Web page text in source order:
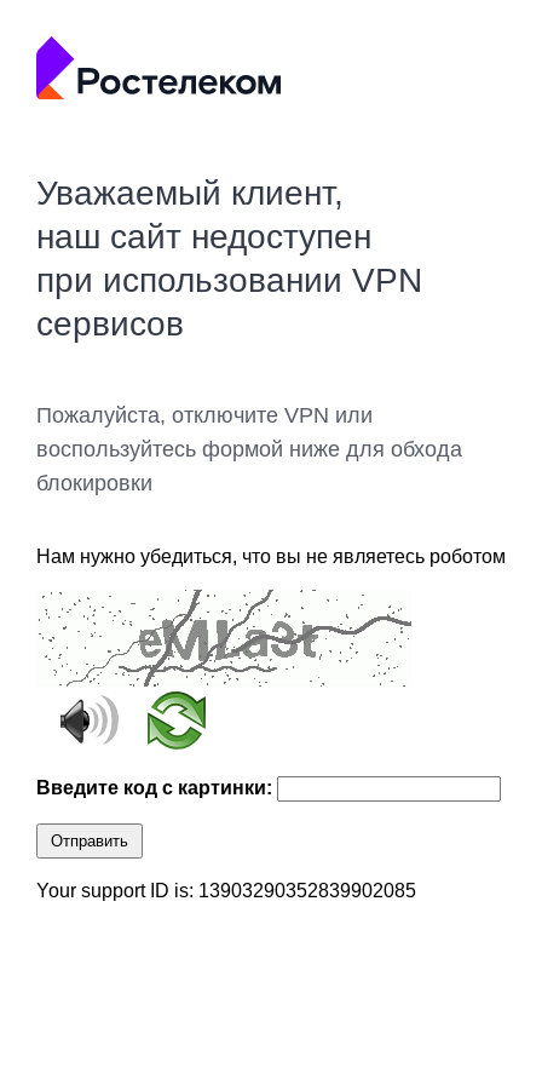
Уважаемый клиент,
наш сайт недоступен
при использовании VPN
сервисов
Пожалуйста, отключите VPN или
воспользуйтесь формой ниже для обхода
блокировки
Нам нужно убедиться, что вы не являетесь роботом
Введите код с картинки:
Отправить
Your support ID is: 13903290352839902085